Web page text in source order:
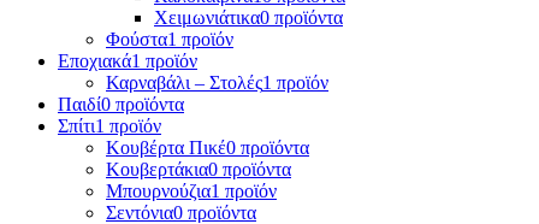
Χειμωνιάτικα0 προϊόντα
Φούστα1 προϊόν
Εποχιακά1 προϊόν
Καρναβάλι – Στολές1 προϊόν
Παιδί0 προϊόντα
Σπίτι1 προϊόν
Κουβέρτα Πικέ0 προϊόντα
Κουβερτάκια0 προϊόντα
Μπουρνούζια1 προϊόν
Σεντόνια0 προϊόντα